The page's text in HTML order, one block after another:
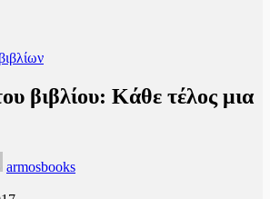
βιβλίου: Κάθε τέλος μια
armosbooks